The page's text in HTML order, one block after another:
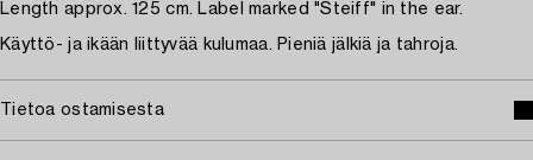
Length approx. 125 cm. Label marked "Steiff" in the ear.
Käyttö- ja ikään liittyvää kulumaa. Pieniä jälkiä ja tahroja.
Tietoa ostamisesta